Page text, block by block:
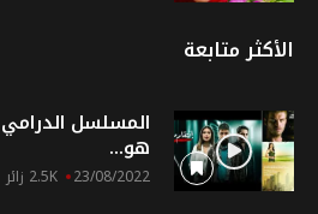
الأكثر متابعة
المسلسل
هو...
23/08/2022 2.5K زائر